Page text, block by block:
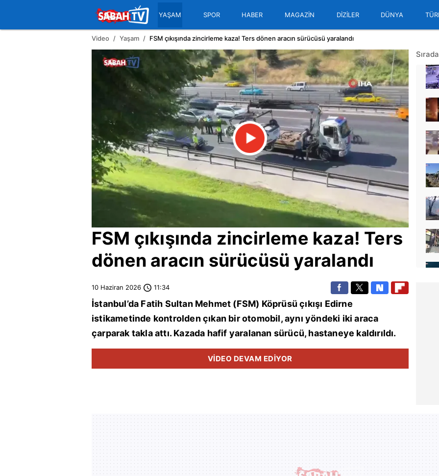
YAŞAM SPOR HABER MAGAZİN DİZİLER DÜNYA
Video Yaşam FSM çıkışında zincirleme kaza! Ters dönen aracın sürücüsü yaralandı
FSM çıkışında zincirleme kaza! Ters
dönen aracın sürücüsü yaralandı
10 Haziran 2026 11:34
İstanbul’da Fatih Sultan Mehmet (FSM) Köprüsü çıkışı Edirne
istikametinde kontrolden çıkan bir otomobil, aynı yöndeki iki araca
çarparak takla attı. Kazada hafif yaralanan sürücü, hastaneye kaldırıldı.
VİDEO DEVAM EDİYOR